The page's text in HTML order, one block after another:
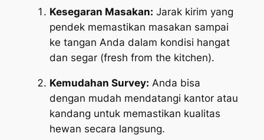
Kesegaran Masakan: Jarak kirim yang
pendek memastikan masakan sampai
ke tangan Anda dalam kondisi hangat
dan segar (fresh from the kitchen).
Kemudahan Survey: Anda bisa
dengan mudah mendatangi kantor atau
kandang untuk memastikan kualitas
hewan secara langsung.